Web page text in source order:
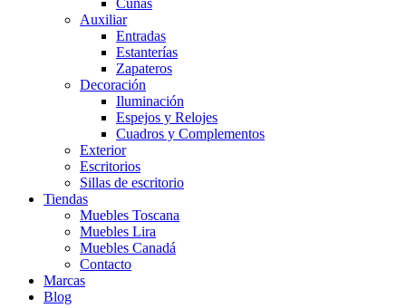
Auxiliar
Entradas
Estanterías
Zapateros
Decoración
Iluminación
Espejos y Relojes
Cuadros y Complementos
Exterior
Escritorios
Sillas de escritorio
Tiendas
Muebles Toscana
Muebles Lira
Muebles Canadá
Contacto
Marcas
Blog